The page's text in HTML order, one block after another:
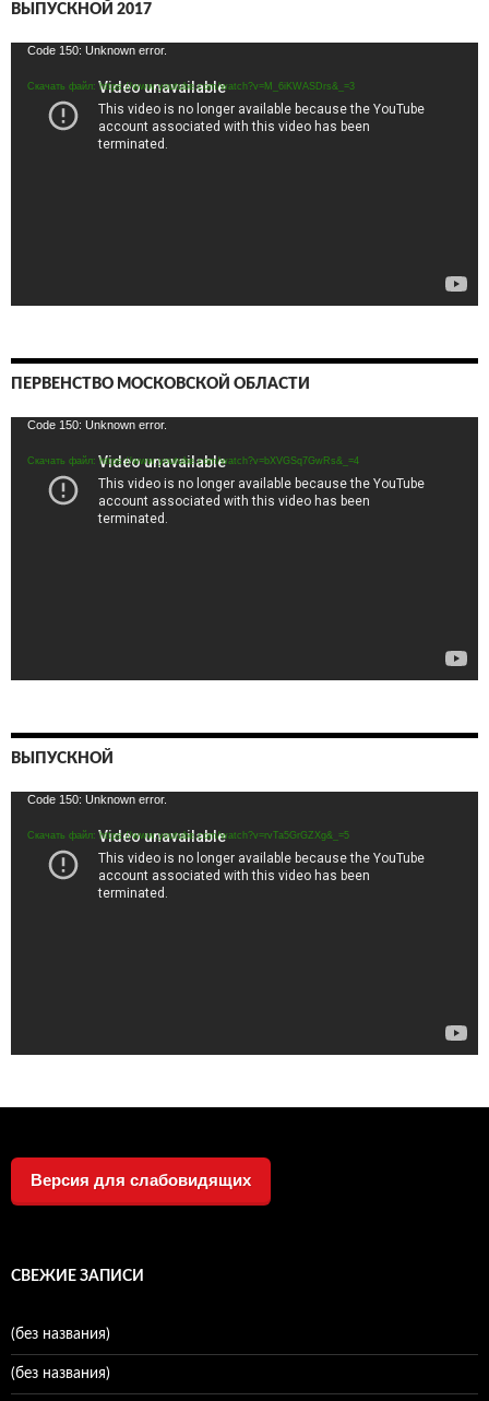
ВЫПУСКНОЙ 2017
Видеоплеер
Code 150: Unknown error.
Скачать файл: https://www.youtube.com/watch?v=M_6iKWASDrs&_=3
ПЕРВЕНСТВО МОСКОВСКОЙ ОБЛАСТИ
Видеоплеер
Code 150: Unknown error.
Скачать файл: https://www.youtube.com/watch?v=bXVGSq7GwRs&_=4
ВЫПУСКНОЙ
Видеоплеер
Code 150: Unknown error.
Скачать файл: https://www.youtube.com/watch?v=rvTa5GrGZXg&_=5
Версия для слабовидящих
СВЕЖИЕ ЗАПИСИ
(без названия)
(без названия)